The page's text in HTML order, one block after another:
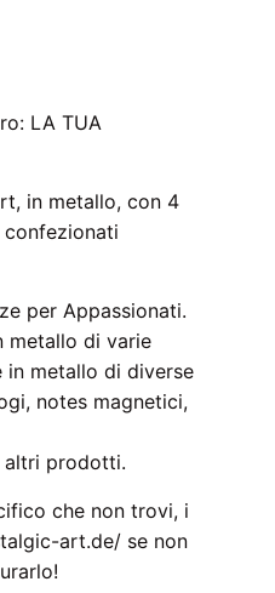
LA TUA
in metallo, con 4
per Appassionati.
metallo di varie
in metallo di diverse
notes magnetici,
altri prodotti.
che non trovi, i
art.de/ se non